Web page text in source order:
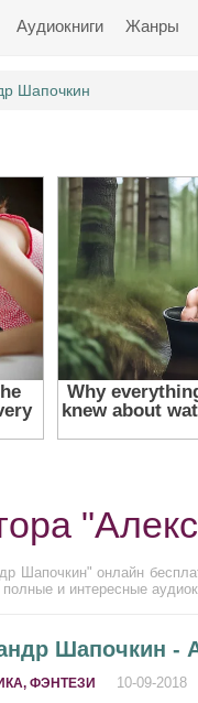
Аудиокниги Жанры
Шапочкин
Шапочкин" онлайн
и интересные
Шапочкин -
ФЭНТЕЗИ 10-09-2018